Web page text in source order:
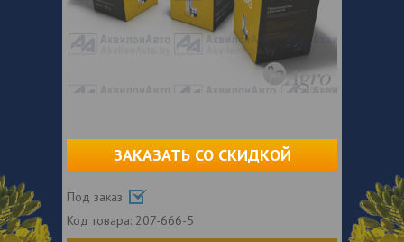
ЗАКАЗАТЬ СО СКИДКОЙ
Под заказ
Код товара: 207-666-5